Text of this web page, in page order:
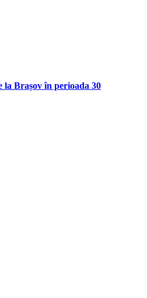
la Brașov în perioada 30